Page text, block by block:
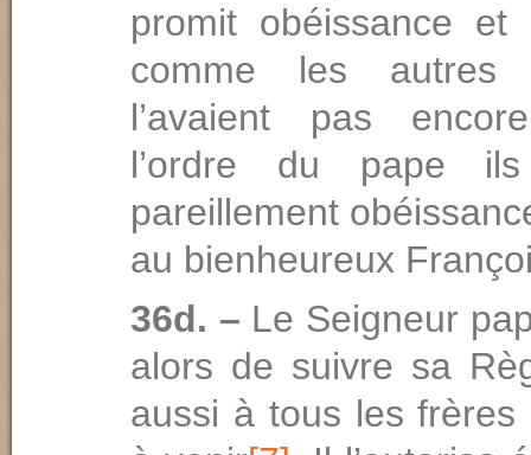
promit obéissance et
comme les autres
l’avaient pas
l’ordre du pape ils
pareillement
au bienheureux
36d. – Le Seigneur
alors de suivre sa
aussi à tous les frères